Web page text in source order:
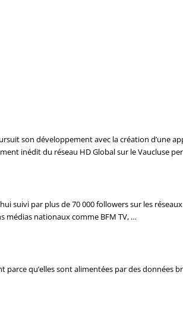
son développement avec la création d’une
inédit du réseau HD Global sur le Vaucluse
suivi par plus de 70 000 followers sur les
médias nationaux comme BFM TV, …
qu’elles sont alimentées par des données